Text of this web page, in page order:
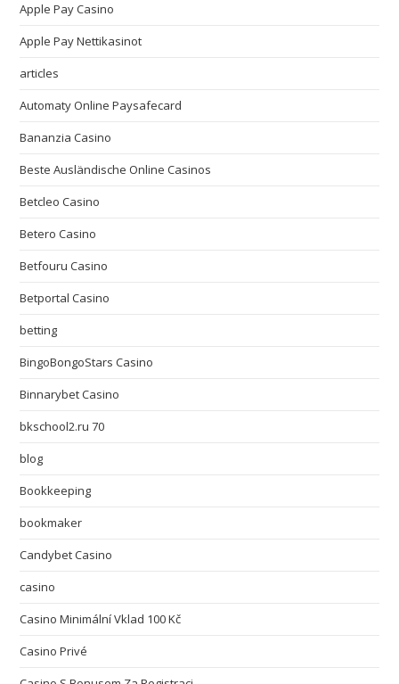
Apple Pay Casino
Apple Pay Nettikasinot
articles
Automaty Online Paysafecard
Bananzia Casino
Beste Ausländische Online Casinos
Betcleo Casino
Betero Casino
Betfouru Casino
Betportal Casino
betting
BingoBongoStars Casino
Binnarybet Casino
bkschool2.ru 70
blog
Bookkeeping
bookmaker
Candybet Casino
casino
Casino Minimální Vklad 100 Kč
Casino Privé